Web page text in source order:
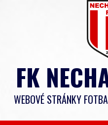
FK
WEBOVÉ STRÁNKY